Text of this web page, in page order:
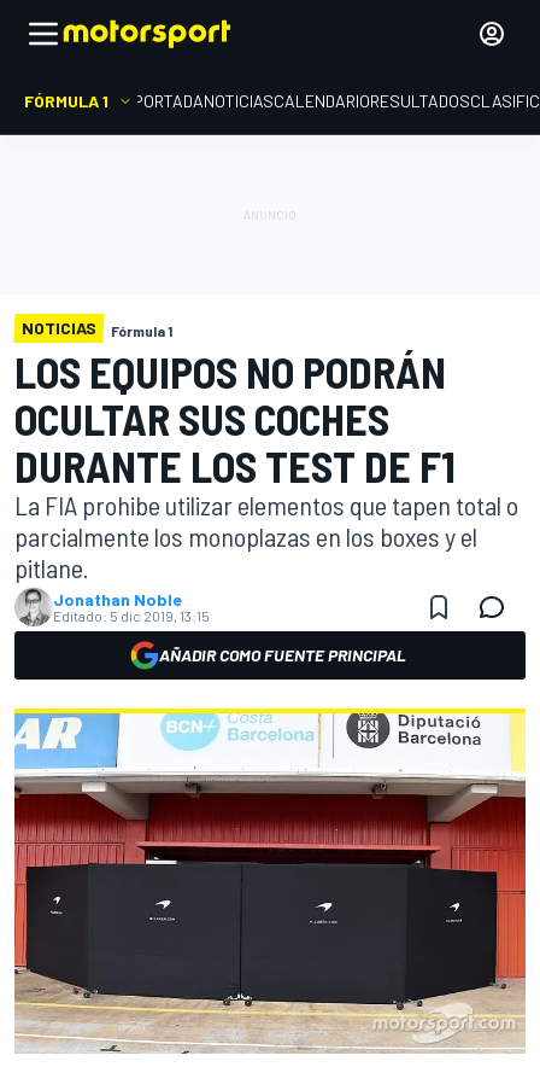
FÓRMULA 1 PORTADANOTICIASCALENDARIORESULTADOS
NOTICIAS Fórmula 1
LOS EQUIPOS NO PODRÁN
OCULTAR SUS COCHES
DURANTE LOS TEST DE F1
La FIA prohibe utilizar elementos que tapen total o
parcialmente los monoplazas en los boxes y el
pitlane.
Jonathan Noble
Editado: 5 dic 2019, 13:15
AÑADIR COMO FUENTE PRINCIPAL